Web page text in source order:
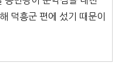
덕흥군 편에 섰기 때문이